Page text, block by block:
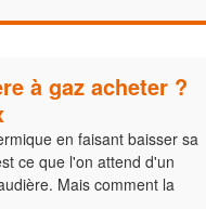
à gaz acheter ?
en faisant baisser sa
ce que l'on attend d'un
Mais comment la